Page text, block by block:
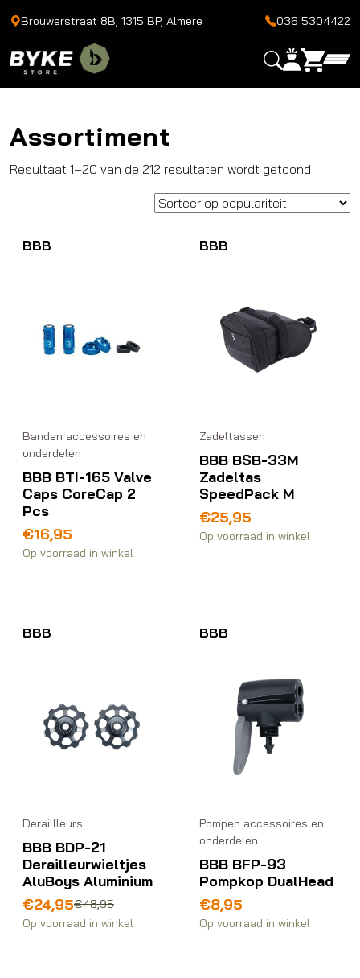
Brouwerstraat 8B, 1315 BP, Almere 036 5304422
Assortiment
Resultaat 1–20 van de 212 resultaten wordt getoond
op
BBB
Banden accessoires en
onderdelen
BBB BTI-165 Valve
Caps CoreCap 2
Pcs
€16,95
Op voorraad in winkel
BBB
Zadeltassen
BBB BSB-33M
Zadeltas
SpeedPack M
€25,95
Op voorraad in winkel
BBB
Deraillleurs
BBB BDP-21
Derailleurwieltjes
AluBoys Aluminium
€48,95
Oorspronkelijke
prijs
€24,95
Huidige
prijs
Op voorraad in winkel
BBB
Pompen accessoires en
onderdelen
BBB BFP-93
Pompkop DualHead
€8,95
Op voorraad in winkel